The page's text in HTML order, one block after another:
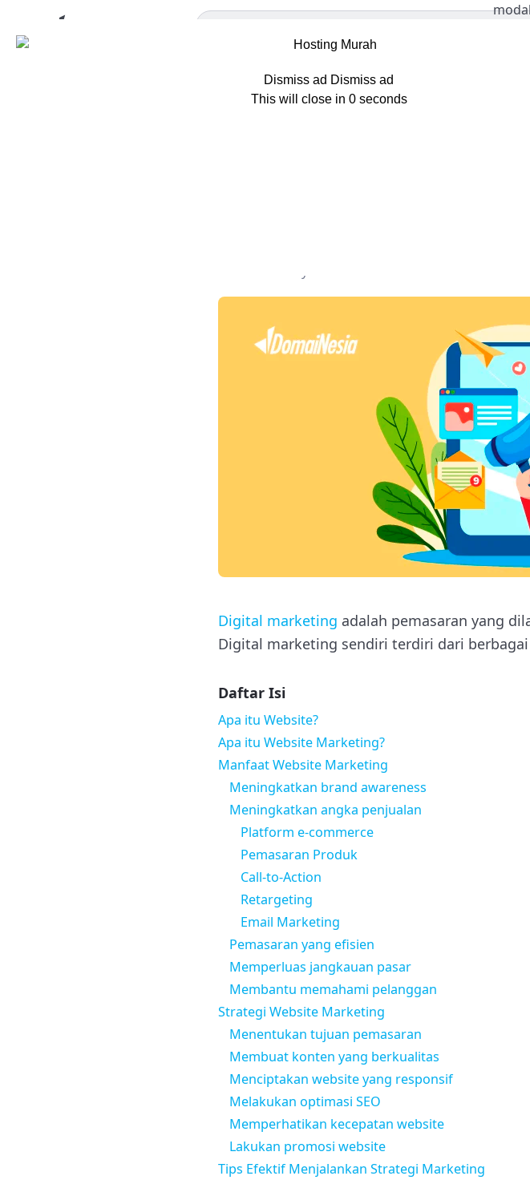
Tingkatkan Cuan Bisnismu
Tingkatkan Cuan
Digital marketing adalah pemasaran yang
Digital marketing sendiri terdiri dari
Daftar Isi
Apa itu Website?
Apa itu Website Marketing?
Manfaat Website Marketing
Meningkatkan brand awareness
Meningkatkan angka penjualan
Platform e-commerce
Pemasaran Produk
Call-to-Action
Retargeting
Email Marketing
Pemasaran yang efisien
Memperluas jangkauan pasar
Membantu memahami pelanggan
Strategi Website Marketing
Menentukan tujuan pemasaran
Membuat konten yang berkualitas
Menciptakan website yang responsif
Melakukan optimasi SEO
Memperhatikan kecepatan website
Lakukan promosi website
Tips Efektif Menjalankan Strategi Marketing
Dismiss ad Dismiss ad
This will close in 0seconds